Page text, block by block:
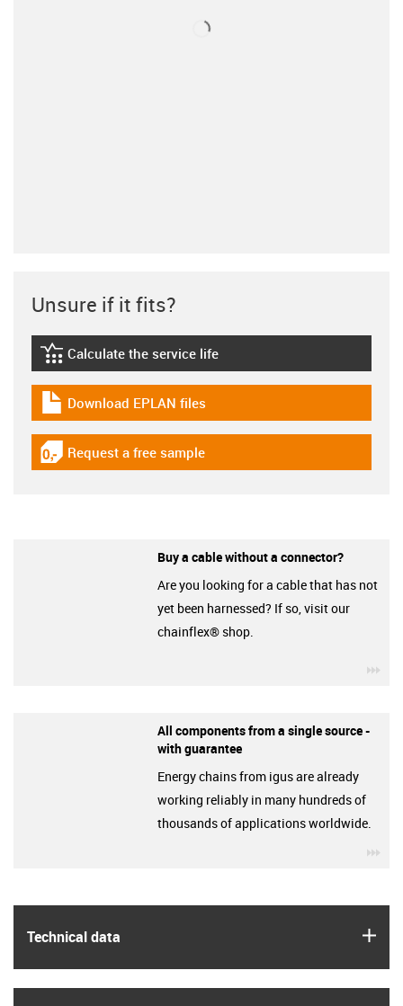
Technical data
Unsure if it fits?
igus-icon-lebensdauerrechner
Calculate the service life
igus-icon-download-plan
Download EPLAN files
igus-icon-gratismuster
Request a free sample
Buy a cable without a connector?
Are you looking for a cable that has not
yet been harnessed? If so, visit our
chainflex® shop.
All components from a single source -
with guarantee
Energy chains from igus are already
working reliably in many hundreds of
thousands of applications worldwide.